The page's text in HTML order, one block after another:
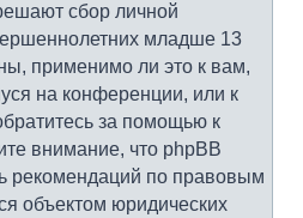
сбор личной
младше 13
применимо ли это к вам,
на конференции, или к
за помощью к
внимание, что phpBB
рекомендаций по правовым
объектом юридических